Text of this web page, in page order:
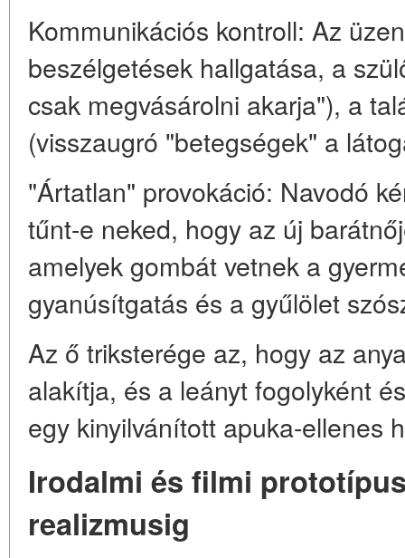
Kommunikációs kontroll: Az
beszélgetések hallgatása, a
csak megvásárolni akarja"), a
(visszaugró "betegségek" a
"Ártatlan" provokáció: Navodó
tűnt-e neked, hogy az új
amelyek gombát vetnek a
gyanúsítgatás és a gyűlölet
Az ő triksterége az, hogy az
alakítja, és a leányt fogolyként
egy kinyilvánított apuka-ellenes
Irodalmi és filmi
realizmusig